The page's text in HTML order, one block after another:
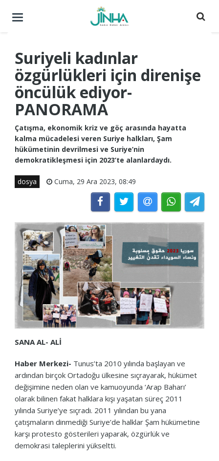
Menüyü
Suriyeli kadınlar
özgürlükleri için direnişe
öncülük ediyor-
PANORAMA
Çatışma, ekonomik kriz ve göç arasında hayatta
kalma mücadelesi veren Suriye halkları, Şam
hükümetinin devrilmesi ve Suriye’nin
demokratikleşmesi için 2023’te alanlardaydı.
dosya Cuma, 29 Ara 2023, 08:49
SANA AL- ALİ
Haber Merkezi- Tunus’ta 2010 yılında başlayan ve
ardından birçok Ortadoğu ülkesine sıçrayarak, hükümet
değişimine neden olan ve kamuoyunda ‘Arap Baharı’
olarak bilinen fakat halklara kışı yaşatan süreç 2011
yılında Suriye’ye sıçradı. 2011 yılından bu yana
çatışmaların dinmediği Suriye’de halklar Şam hükümetine
karşı protesto gösterileri yaparak, özgürlük ve
demokrasi taleplerini yükseltti.